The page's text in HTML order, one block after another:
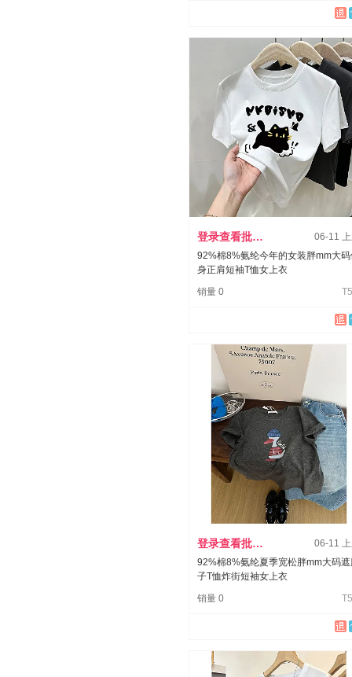
登录查看批发价
06-11
92%棉8%氨纶今年的女装胖mm大
身正肩短袖T恤女上衣
销量 0
登录查看批发价
06-11
92%棉8%氨纶夏季宽松胖mm大码
子T恤炸街短袖女上衣
销量 0